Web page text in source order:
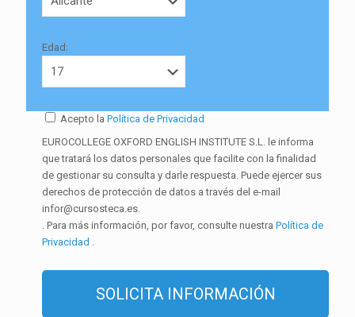
Edad:
Acepto la Política de Privacidad
EUROCOLLEGE OXFORD ENGLISH INSTITUTE S.L. le informa
que tratará los datos personales que facilite con la finalidad
de gestionar su consulta y darle respuesta. Puede ejercer sus
derechos de protección de datos a través del e-mail
infor@cursosteca.es.
. Para más información, por favor, consulte nuestra Política de
Privacidad